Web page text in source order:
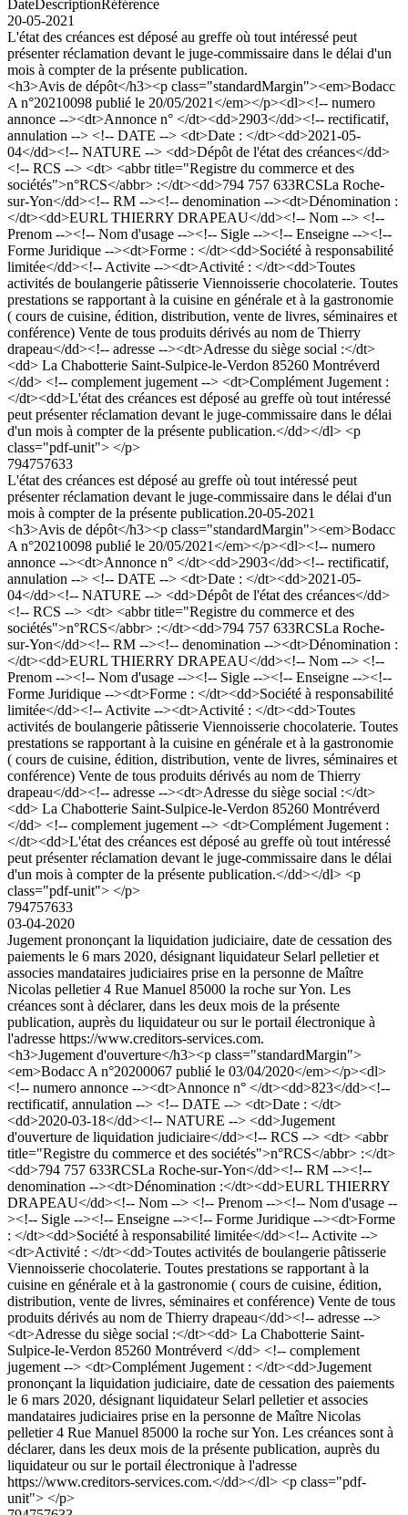
DateDescriptionRéférence
20-05-2021
L'état des créances est déposé au greffe où tout intéressé peut
présenter réclamation devant le juge-commissaire dans le délai d'un
mois à compter de la présente publication.
<h3>Avis de dépôt</h3><p class="standardMargin"><em>Bodacc
A n°20210098 publié le 20/05/2021</em></p><dl><!-- numero
annonce --><dt>Annonce n° </dt><dd>2903</dd><!-- rectificatif,
annulation --> <!-- DATE --> <dt>Date : </dt><dd>2021-05-
04</dd><!-- NATURE --> <dd>Dépôt de l'état des créances</dd>
<!-- RCS --> <dt> <abbr title="Registre du commerce et des
sociétés">n°RCS</abbr> :</dt><dd>794 757 633RCSLa Roche-
sur-Yon</dd><!-- RM --><!-- denomination --><dt>Dénomination :
</dt><dd>EURL THIERRY DRAPEAU</dd><!-- Nom --> <!--
Prenom --><!-- Nom d'usage --><!-- Sigle --><!-- Enseigne --><!--
Forme Juridique --><dt>Forme : </dt><dd>Société à responsabilité
limitée</dd><!-- Activite --><dt>Activité : </dt><dd>Toutes
activités de boulangerie pâtisserie Viennoisserie chocolaterie. Toutes
prestations se rapportant à la cuisine en générale et à la gastronomie
( cours de cuisine, édition, distribution, vente de livres, séminaires et
conférence) Vente de tous produits dérivés au nom de Thierry
drapeau</dd><!-- adresse --><dt>Adresse du siège social :</dt>
<dd> La Chabotterie Saint-Sulpice-le-Verdon 85260 Montréverd
</dd> <!-- complement jugement --> <dt>Complément Jugement :
</dt><dd>L'état des créances est déposé au greffe où tout intéressé
peut présenter réclamation devant le juge-commissaire dans le délai
d'un mois à compter de la présente publication.</dd></dl> <p
class="pdf-unit"> </p>
794757633
L'état des créances est déposé au greffe où tout intéressé peut
présenter réclamation devant le juge-commissaire dans le délai d'un
mois à compter de la présente publication.20-05-2021
<h3>Avis de dépôt</h3><p class="standardMargin"><em>Bodacc
A n°20210098 publié le 20/05/2021</em></p><dl><!-- numero
annonce --><dt>Annonce n° </dt><dd>2903</dd><!-- rectificatif,
annulation --> <!-- DATE --> <dt>Date : </dt><dd>2021-05-
04</dd><!-- NATURE --> <dd>Dépôt de l'état des créances</dd>
<!-- RCS --> <dt> <abbr title="Registre du commerce et des
sociétés">n°RCS</abbr> :</dt><dd>794 757 633RCSLa Roche-
sur-Yon</dd><!-- RM --><!-- denomination --><dt>Dénomination :
</dt><dd>EURL THIERRY DRAPEAU</dd><!-- Nom --> <!--
Prenom --><!-- Nom d'usage --><!-- Sigle --><!-- Enseigne --><!--
Forme Juridique --><dt>Forme : </dt><dd>Société à responsabilité
limitée</dd><!-- Activite --><dt>Activité : </dt><dd>Toutes
activités de boulangerie pâtisserie Viennoisserie chocolaterie. Toutes
prestations se rapportant à la cuisine en générale et à la gastronomie
( cours de cuisine, édition, distribution, vente de livres, séminaires et
conférence) Vente de tous produits dérivés au nom de Thierry
drapeau</dd><!-- adresse --><dt>Adresse du siège social :</dt>
<dd> La Chabotterie Saint-Sulpice-le-Verdon 85260 Montréverd
</dd> <!-- complement jugement --> <dt>Complément Jugement :
</dt><dd>L'état des créances est déposé au greffe où tout intéressé
peut présenter réclamation devant le juge-commissaire dans le délai
d'un mois à compter de la présente publication.</dd></dl> <p
class="pdf-unit"> </p>
794757633
03-04-2020
Jugement prononçant la liquidation judiciaire, date de cessation des
paiements le 6 mars 2020, désignant liquidateur Selarl pelletier et
associes mandataires judiciaires prise en la personne de Maître
Nicolas pelletier 4 Rue Manuel 85000 la roche sur Yon. Les
créances sont à déclarer, dans les deux mois de la présente
publication, auprès du liquidateur ou sur le portail électronique à
l'adresse https://www.creditors-services.com.
<h3>Jugement d'ouverture</h3><p class="standardMargin">
<em>Bodacc A n°20200067 publié le 03/04/2020</em></p><dl>
<!-- numero annonce --><dt>Annonce n° </dt><dd>823</dd><!--
rectificatif, annulation --> <!-- DATE --> <dt>Date : </dt>
<dd>2020-03-18</dd><!-- NATURE --> <dd>Jugement
d'ouverture de liquidation judiciaire</dd><!-- RCS --> <dt> <abbr
title="Registre du commerce et des sociétés">n°RCS</abbr> :</dt>
<dd>794 757 633RCSLa Roche-sur-Yon</dd><!-- RM --><!--
denomination --><dt>Dénomination :</dt><dd>EURL THIERRY
DRAPEAU</dd><!-- Nom --> <!-- Prenom --><!-- Nom d'usage --
><!-- Sigle --><!-- Enseigne --><!-- Forme Juridique --><dt>Forme
: </dt><dd>Société à responsabilité limitée</dd><!-- Activite -->
<dt>Activité : </dt><dd>Toutes activités de boulangerie pâtisserie
Viennoisserie chocolaterie. Toutes prestations se rapportant à la
cuisine en générale et à la gastronomie ( cours de cuisine, édition,
distribution, vente de livres, séminaires et conférence) Vente de tous
produits dérivés au nom de Thierry drapeau</dd><!-- adresse -->
<dt>Adresse du siège social :</dt><dd> La Chabotterie Saint-
Sulpice-le-Verdon 85260 Montréverd </dd> <!-- complement
jugement --> <dt>Complément Jugement : </dt><dd>Jugement
prononçant la liquidation judiciaire, date de cessation des paiements
le 6 mars 2020, désignant liquidateur Selarl pelletier et associes
mandataires judiciaires prise en la personne de Maître Nicolas
pelletier 4 Rue Manuel 85000 la roche sur Yon. Les créances sont à
déclarer, dans les deux mois de la présente publication, auprès du
liquidateur ou sur le portail électronique à l'adresse
https://www.creditors-services.com.</dd></dl> <p class="pdf-
unit"> </p>